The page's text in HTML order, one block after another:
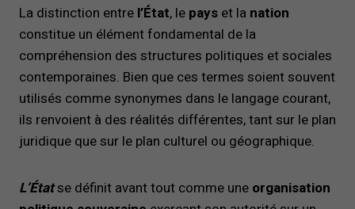
La distinction entre l’État, le pays et la nation
constitue un élément fondamental de la
compréhension des structures politiques et sociales
contemporaines. Bien que ces termes soient souvent
utilisés comme synonymes dans le langage courant,
ils renvoient à des réalités différentes, tant sur le plan
juridique que sur le plan culturel ou géographique.
L’Étatse définit avant tout comme une organisation